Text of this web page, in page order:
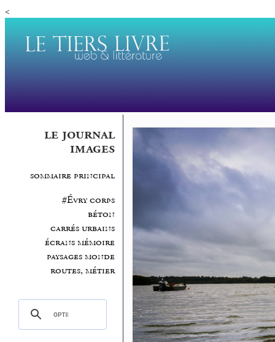
<
le journal
images
sommaire principal
#Évry corps
béton
carrés urbains
écrans mémoire
paysages monde
routes, métier